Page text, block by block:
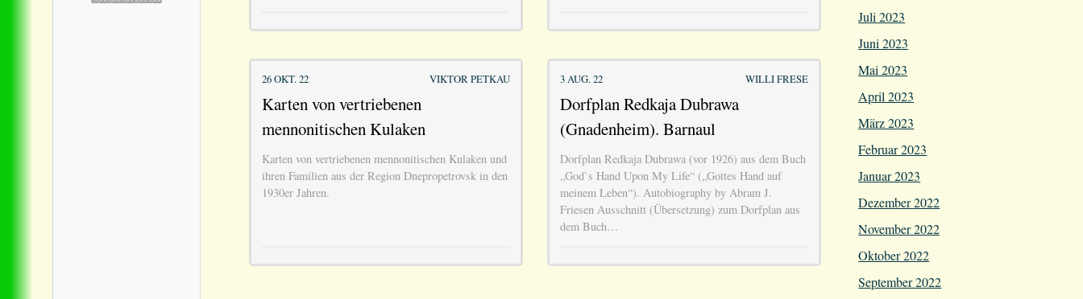
26 OKT. 22 VIKTOR PETKAU
Karten von vertriebenen
mennonitischen Kulaken
Karten von vertriebenen mennonitischen Kulaken und
ihren Familien aus der Region Dnepropetrovsk in den
1930er Jahren.
3 AUG. 22 WILLI FRESE
Dorfplan Redkaja Dubrawa
(Gnadenheim). Barnaul
Dorfplan Redkaja Dubrawa (vor 1926) aus dem Buch
„God`s Hand Upon My Life“ („Gottes Hand auf
meinem Leben“). Autobiography by Abram J.
Friesen Ausschnitt (Übersetzung) zum Dorfplan aus
dem Buch…
Juli 2023
Juni 2023
Mai 2023
April 2023
März 2023
Februar 2023
Januar 2023
Dezember 2022
November 2022
Oktober 2022
September 2022